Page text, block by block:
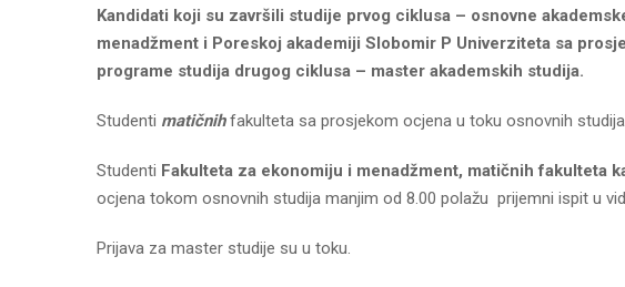
Kandidati koji su završili studije prvog ciklusa – osnovne
menadžment i Poreskoj akademiji Slobomir P Univerziteta sa
programe studija drugog ciklusa – master akademskih studija.
Studenti matičnihfakulteta sa prosjekom ocjena u toku osnovnih
Studenti Fakulteta za ekonomiju i menadžment, matičnih fakulteta
ocjena tokom osnovnih studija manjim od 8.00 polažu prijemni ispit u
Prijava za master studije su u toku.